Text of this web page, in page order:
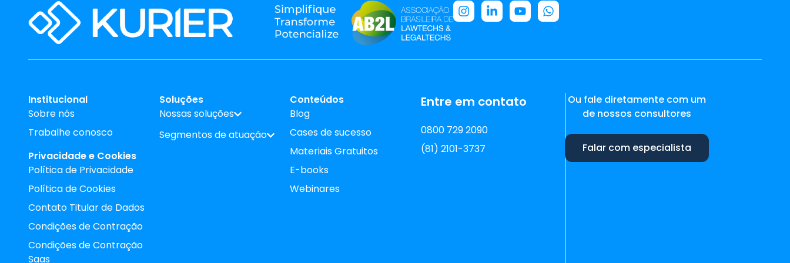
Institucional
Sobre nós
Trabalhe conosco
Privacidade e Cookies
Política de Privacidade
Política de Cookies
Contato Titular de Dados
Condições de Contração
Condições de Contração
Saas
Soluções
Nossas soluções
Segmentos de atuação
Conteúdos
Blog
Cases de sucesso
Materiais Gratuitos
E-books
Webinares
Entre em contato
0800 729 2090
(81) 2101-3737
Ou fale diretamente com um
de nossos consultores
Falar com especialista